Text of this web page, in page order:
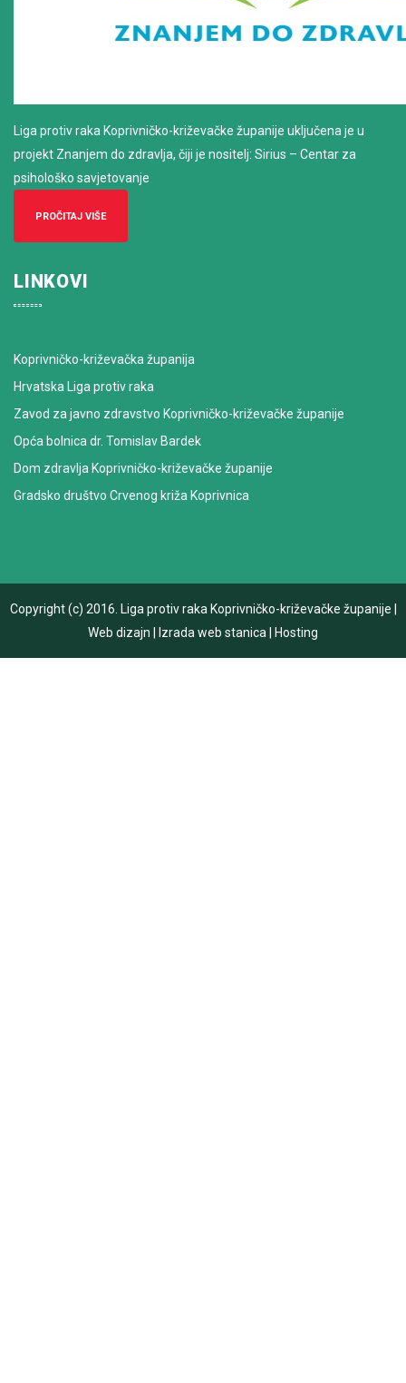
Liga protiv raka Koprivničko-križevačke županije uključena je u
projekt Znanjem do zdravlja, čiji je nositelj: Sirius – Centar za
psihološko savjetovanje
PROČITAJ VIŠE
LINKOVI
Koprivničko-križevačka županija
Hrvatska Liga protiv raka
Zavod za javno zdravstvo Koprivničko-križevačke županije
Opća bolnica dr. Tomislav Bardek
Dom zdravlja Koprivničko-križevačke županije
Gradsko društvo Crvenog križa Koprivnica
Copyright (c) 2016. Liga protiv raka Koprivničko-križevačke županije
Web dizajn
Izrada web stanica Hosting